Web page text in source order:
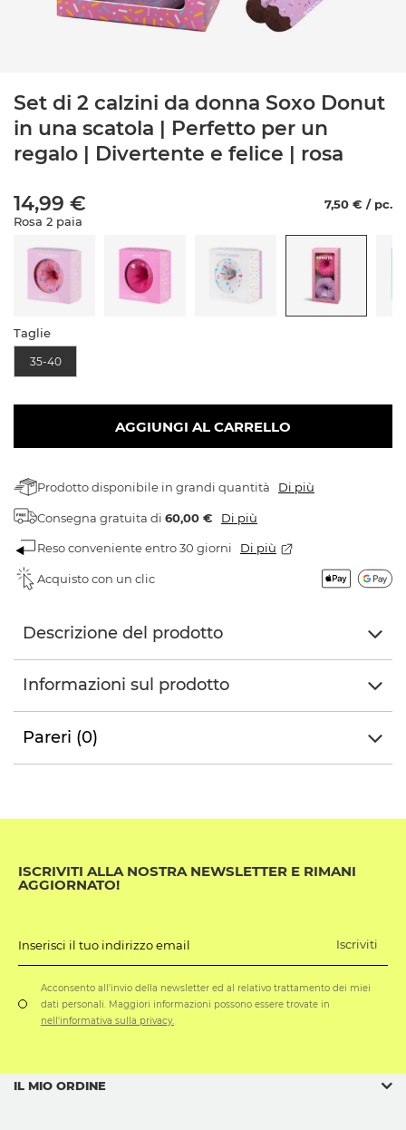
Set di 2 calzini da donna Soxo Donut
in una scatola | Perfetto per un
regalo | Divertente e felice | rosa
14,99 €
7,50 € / pc.
Rosa 2 paia
Taglie
35-40
AGGIUNGI AL CARRELLO
Prodotto disponibile in grandi quantità Di più
Consegna gratuita di 60,00 € Di più
Reso conveniente entro 30 giorni Di più
Acquisto con un clic
Descrizione del prodotto
Informazioni sul prodotto
Pareri (0)
ISCRIVITI ALLA NOSTRA NEWSLETTER E RIMANI
AGGIORNATO!
Inserisci il tuo indirizzo email Iscriviti
Acconsento all'invio della newsletter ed al relativo trattamento dei miei
dati personali. Maggiori informazioni possono essere trovate in
nell'informativa sulla privacy.
IL MIO ORDINE